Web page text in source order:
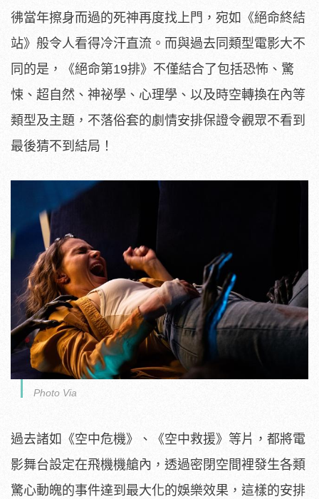
彿當年擦身而過的死神再度找上門，宛如《絕命終結
站》 般令人看得冷汗直流。而與過去同類型電影大不
同的是，《絕命第19排》不僅結合了包括恐怖、驚
悚、超自然、神祕學、心理學、 以及時空轉換在內等
類型及主題， 不落俗套的劇情安排保證令觀眾不看到
最後猜不到結局！
Photo Via
過去諸如《空中危機》、《空中救援》等片， 都將電
影舞台設定在飛機機艙內， 透過密閉空間裡發生各類
驚心動魄的事件達到最大化的娛樂效果， 這樣的安排